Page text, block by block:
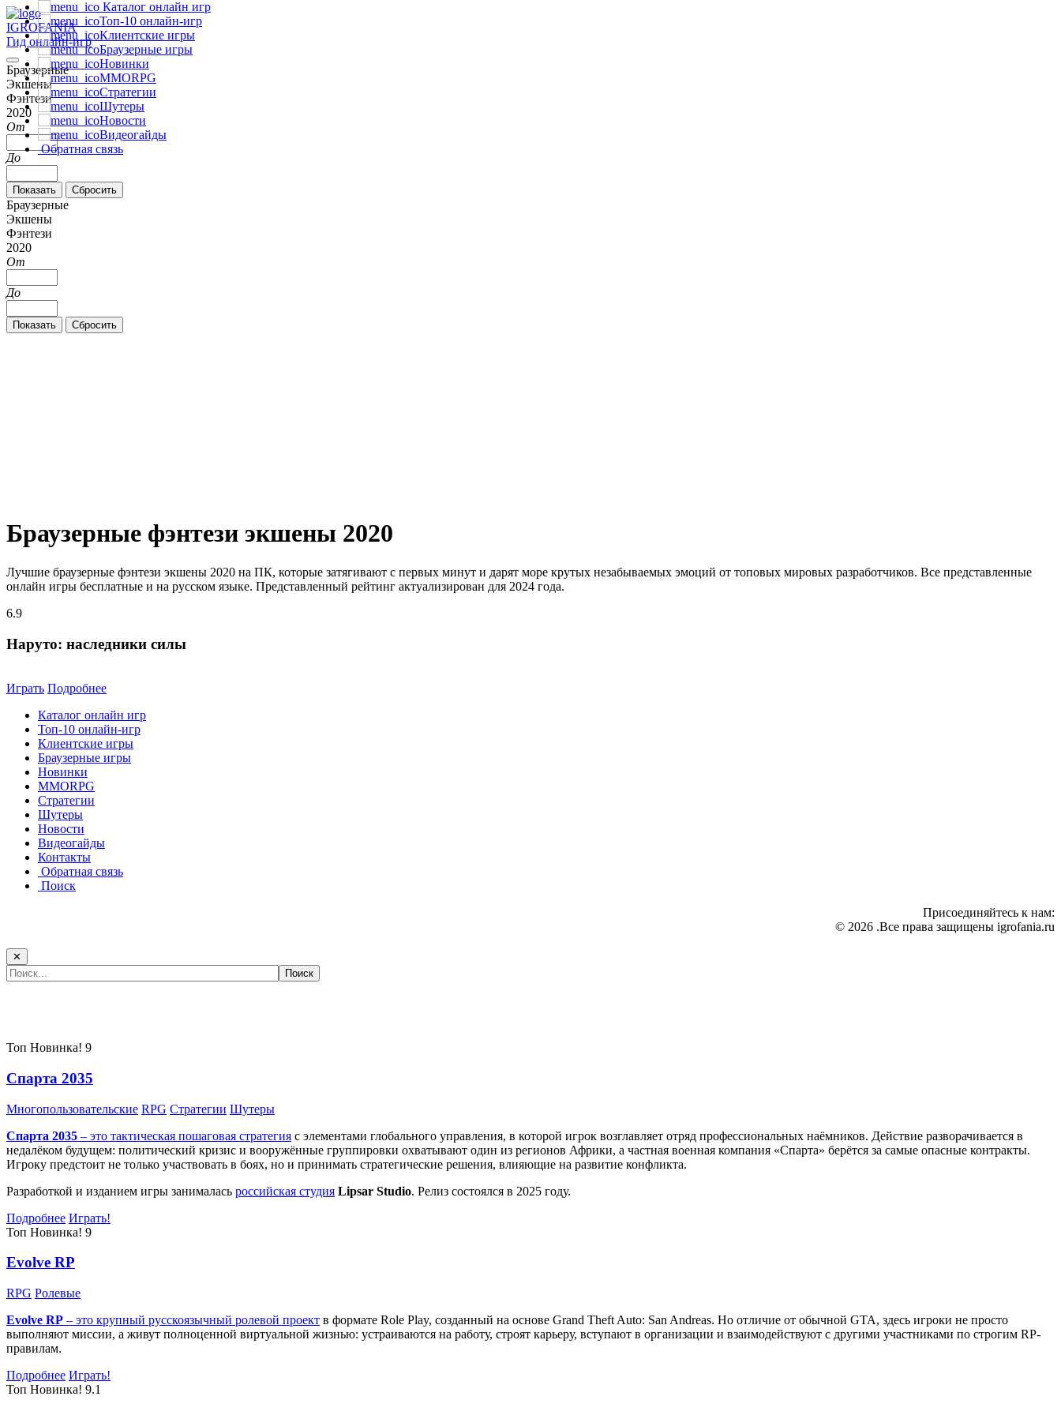
IGROFANIA
Гид онлайн-игр
Браузерные
Экшены
Фэнтези
2020
От
До
Браузерные
Экшены
Фэнтези
2020
От
До
Каталог онлайн игр
Топ-10 онлайн-игр
Клиентские игры
Браузерные игры
Новинки
MMORPG
Стратегии
Шутеры
Новости
Видеогайды
Обратная связь
Браузерные фэнтези экшены 2020
Лучшие браузерные фэнтези экшены 2020 на ПК, которые затягивают с первых минут и дарят море крутых незабываемых эмоций от топовых мировых разработчиков. Все представленные
онлайн игры бесплатные и на русском языке. Представленный рейтинг актуализирован для 2024 года.
6.9
Наруто: наследники силы
Играть Подробнее
Каталог онлайн игр
Топ-10 онлайн-игр
Клиентские игры
Браузерные игры
Новинки
MMORPG
Стратегии
Шутеры
Новости
Видеогайды
Контакты
Обратная связь
Поиск
Присоединяйтесь к нам:
© 2026 .Все права защищены igrofania.ru
✕
Топ Новинка! 9
Спарта 2035
Многопользовательские RPG Стратегии Шутеры
Спарта 2035 – это тактическая пошаговая стратегия с элементами глобального управления, в которой игрок возглавляет отряд профессиональных наёмников. Действие разворачивается в
недалёком будущем: политический кризис и вооружённые группировки охватывают один из регионов Африки, а частная военная компания «Спарта» берётся за самые опасные контракты.
Игроку предстоит не только участвовать в боях, но и принимать стратегические решения, влияющие на развитие конфликта.
Разработкой и изданием игры занималась российская студия Lipsar Studio. Релиз состоялся в 2025 году.
Подробнее Играть!
Топ Новинка! 9
Evolve RP
RPG Ролевые
Evolve RP – это крупный русскоязычный ролевой проект в формате Role Play, созданный на основе Grand Theft Auto: San Andreas. Но отличие от обычной GTA, здесь игроки не просто
выполняют миссии, а живут полноценной виртуальной жизнью: устраиваются на работу, строят карьеру, вступают в организации и взаимодействуют с другими участниками по строгим RP-
правилам.
Подробнее Играть!
Топ Новинка! 9.1